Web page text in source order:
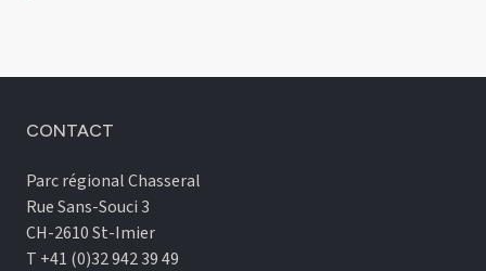
CONTACT
Parc régional Chasseral
Rue Sans-Souci 3
CH-2610 St-Imier
T +41 (0)32 942 39 49